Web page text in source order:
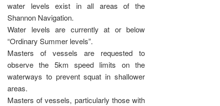
water levels exist in all areas of the
Shannon Navigation.
Water levels are currently at or below
“Ordinary Summer levels”.
Masters of vessels are requested to
observe the 5km speed limits on the
waterways to prevent squat in shallower
areas.
Masters of vessels, particularly those with